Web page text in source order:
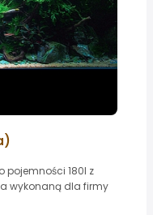
pojemności 180l z
wykonaną dla firmy